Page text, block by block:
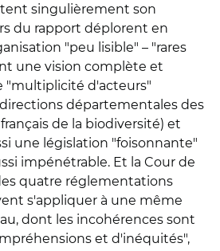
singulièrement son
du rapport déplorent en
"peu lisible" – "rares
une vision complète et
"multiplicité d'acteurs"
départementales des
de la biodiversité) et
une législation "foisonnante"
impénétrable. Et la Cour de
quatre réglementations
s'appliquer à une même
dont les incohérences sont
et d'inéquités",